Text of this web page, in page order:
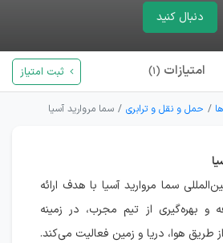
دنبال کنید
امتیازات (۱) ثبت امتیاز
حمل و نقل و ترابری سما مروارید آسیا
سما مروارید آسیا با هدف ارائه
و بهره‌گیری از تیم مجرب، در زمینه
طریق هوا، دریا و زمین فعالیت می‌کند.